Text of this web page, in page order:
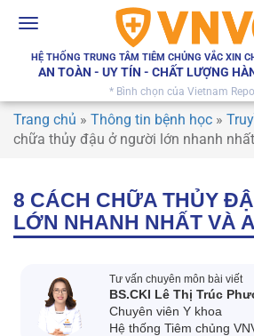
Toggle
HỆ THỐNG TRUNG TÂM TIÊM CHỦNG VẮC XIN
AN TOÀN - UY TÍN - CHẤT LƯỢNG
* Bình chọn của Vietnam
Trang chủ » Thông tin bệnh học »
chữa thủy đậu ở người lớn nhanh
8 CÁCH CHỮA THỦY
LỚN NHANH NHẤT VÀ
Tư vấn chuyên môn bài viết
BS.CKI Lê Thị Trúc
Chuyên viên Y khoa
Hệ thống Tiêm chủng